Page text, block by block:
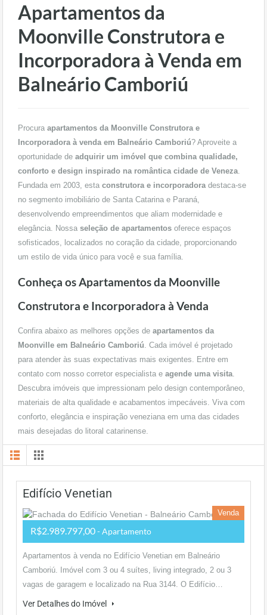
Apartamentos da
Moonville Construtora e
Incorporadora à Venda em
Balneário Camboriú
Procura apartamentos da Moonville Construtora e
Incorporadora à venda em Balneário Camboriú? Aproveite a
oportunidade de adquirir um imóvel que combina qualidade,
conforto e design inspirado na romântica cidade de Veneza.
Fundada em 2003, esta construtora e incorporadoradestaca-se
no segmento imobiliário de Santa Catarina e Paraná,
desenvolvendo empreendimentos que aliam modernidade e
elegância. Nossa seleção de apartamentos oferece espaços
sofisticados, localizados no coração da cidade, proporcionando
um estilo de vida único para você e sua família.
Conheça os Apartamentos da Moonville
Construtora e Incorporadora à Venda
Confira abaixo as melhores opções de apartamentos da
Moonville em Balneário Camboriú. Cada imóvel é projetado
para atender às suas expectativas mais exigentes. Entre em
contato com nosso corretor especialista e agende uma visita.
Descubra imóveis que impressionam pelo design contemporâneo,
materiais de alta qualidade e acabamentos impecáveis. Viva com
conforto, elegância e inspiração veneziana em uma das cidades
mais desejadas do litoral catarinense.
Edifício Venetian
Venda
R$2.989.797,00- Apartamento
Apartamentos à venda no Edifício Venetian em Balneário
Camboriú. Imóvel com 3 ou 4 suítes, living integrado, 2 ou 3
vagas de garagem e localizado na Rua 3144. O Edifício…
Ver Detalhes do Imóvel